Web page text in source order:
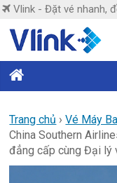
Skip
content
Vlink - Đặt vé nhanh,
Vlink
nhanh,
đồng
hành
tận
Trang chủ ›Vé Máy
China Southern
đẳng cấp cùng Đại lý